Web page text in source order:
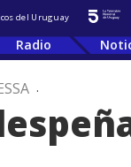
del Uruguay
Radio
.